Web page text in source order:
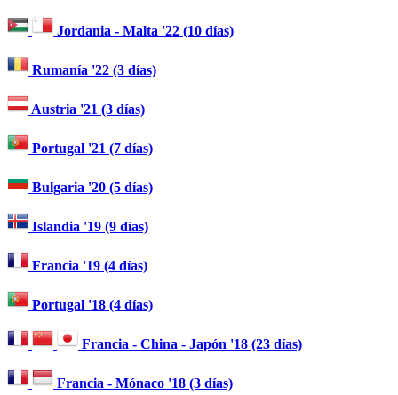
Jordania - Malta '22 (10 días)
Rumanía '22 (3 días)
Austria '21 (3 días)
Portugal '21 (7 días)
Bulgaria '20 (5 días)
Islandia '19 (9 días)
Francia '19 (4 días)
Portugal '18 (4 días)
Francia - China - Japón '18 (23 días)
Francia - Mónaco '18 (3 días)